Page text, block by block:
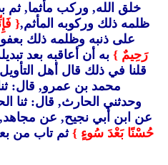
خلق الله, وركب مأثما,
ظلمه ذلك وركوبه المأثم,{
على ذنبه وظلمه ذلك
رَحِيمٌ } به أن أعاقبه بعد
قلنا في ذلك قال أهل
محمد بن عمرو, قال:
وحدثني الحارث, قال: ثنا
عن ابن أبي نجيح, عن
حُسْنًا بَعْدَ سُوءٍ } ثم تاب من